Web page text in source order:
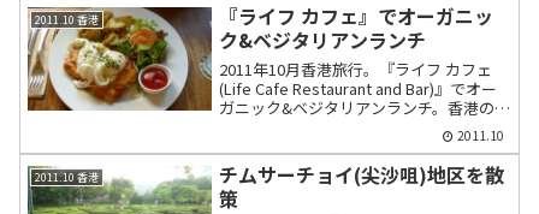
2011.10 香港
『ライフ カフェ』でオーガニッ
ク&ベジタリアンランチ
2011年10月香港旅行。『ライフ カフェ
(Life Cafe Restaurant and Bar)』でオー
ガニック&ベジタリアンランチ。香港の
SOHOにてオーガニック野菜を中心とし
2011.10
2011.10 香港
チムサーチョイ(尖沙咀)地区を散
策